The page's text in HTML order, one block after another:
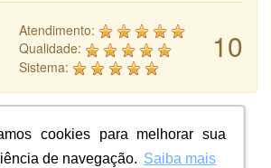
cookies para melhorar sua
de navegação. Saiba mais
10
Atendimento:
Qualidade:
Sistema: